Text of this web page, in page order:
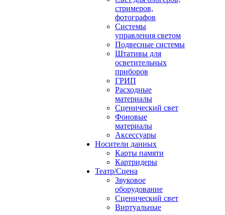
стримеров,
фотографов
Системы
управления светом
Подвесные системы
Штативы для
осветительных
приборов
ГРИП
Расходные
материалы
Сценический свет
Фоновые
материалы
Аксессуары
Носители данных
Карты памяти
Картридеры
Театр/Сцена
Звуковое
оборудование
Сценический свет
Виртуальные